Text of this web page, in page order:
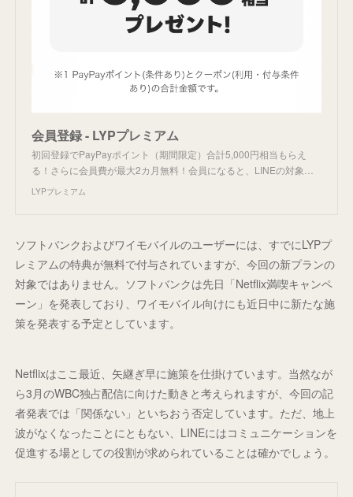
会員登録 - LYPプレミアム
初回登録でPayPayポイント（期間限定）合計5,000円相当もらえ
る！さらに会員費が最大2カ月無料！会員になると、LINEの対象…
LYPプレミアム
ソフトバンクおよびワイモバイルのユーザーには、すでにLYPプ
レミアムの特典が無料で付与されていますが、今回の新プランの
対象ではありません。ソフトバンクは先日「Netflix満喫キャンペ
ーン」を発表しており、ワイモバイル向けにも近日中に新たな施
策を発表する予定としています。
Netflixはここ最近、矢継ぎ早に施策を仕掛けています。当然なが
ら3月のWBC独占配信に向けた動きと考えられますが、今回の記
者発表では「関係ない」といちおう否定しています。ただ、地上
波がなくなったことにともない、LINEにはコミュニケーションを
促進する場としての役割が求められていることは確かでしょう。